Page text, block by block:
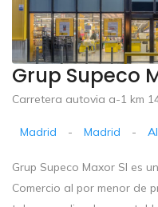
Grup Supeco
Carretera autovia a-1 km
Madrid - Madrid -
Grup Supeco Maxor Sl es
Comercio al por menor de